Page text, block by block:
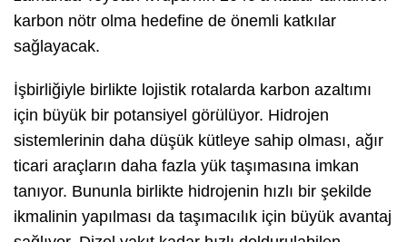
karbon nötr olma hedefine de önemli katkılar
sağlayacak.
İşbirliğiyle birlikte lojistik rotalarda karbon azaltımı
için büyük bir potansiyel görülüyor. Hidrojen
sistemlerinin daha düşük kütleye sahip olması, ağır
ticari araçların daha fazla yük taşımasına imkan
tanıyor. Bununla birlikte hidrojenin hızlı bir şekilde
ikmalinin yapılması da taşımacılık için büyük avantaj